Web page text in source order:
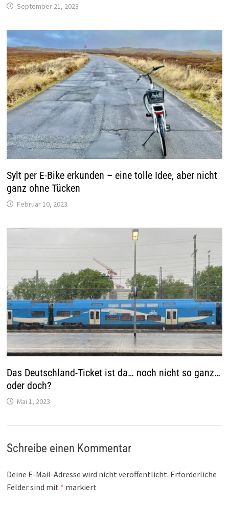
September 21, 2023
Sylt per E-Bike erkunden – eine tolle Idee, aber nicht
ganz ohne Tücken
Februar 10, 2023
Das Deutschland-Ticket ist da… noch nicht so ganz…
oder doch?
Mai 1, 2023
Schreibe einen Kommentar
Deine E-Mail-Adresse wird nicht veröffentlicht. Erforderliche
Felder sind mit * markiert